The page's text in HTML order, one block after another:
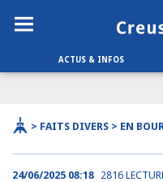
ACTUS & INFOS
> FAITS DIVERS > EN
24/06/2025 08:18 2816